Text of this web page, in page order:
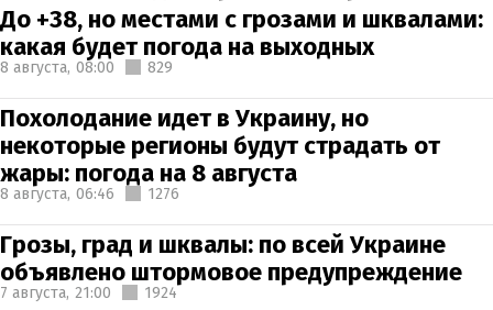
До +38, но местами с грозами и шквалами:
какая будет погода на выходных
8 августа, 08:00 829
Похолодание идет в Украину, но
некоторые регионы будут страдать от
жары: погода на 8 августа
8 августа, 06:46 1276
Грозы, град и шквалы: по всей Украине
объявлено штормовое предупреждение
7 августа, 21:00 1924